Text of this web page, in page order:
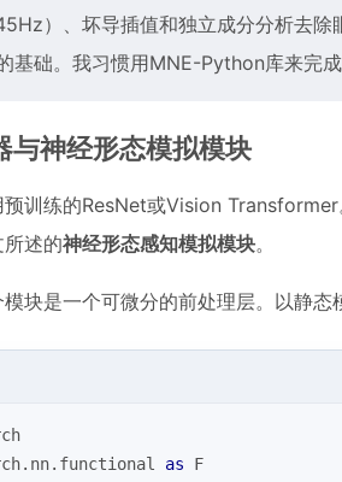
）、坏导插值和独立成分分析去除
基础。我习惯用MNE-Python库来完
与神经形态模拟模块
预训练的ResNet或Vision
述的神经形态感知模拟模块。
块是一个可微分的前处理层。以静
as F